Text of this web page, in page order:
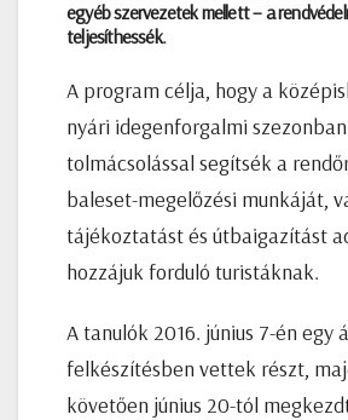
egyéb szervezetek mellett – a
teljesíthessék.
A program célja, hogy a
nyári idegenforgalmi
tolmácsolással segítsék a
baleset-megelőzési munkáját,
tájékoztatást és útbaigazítást
hozzájuk forduló turistáknak.
A tanulók 2016. június 7-én egy
felkészítésben vettek részt,
követően június 20-tól